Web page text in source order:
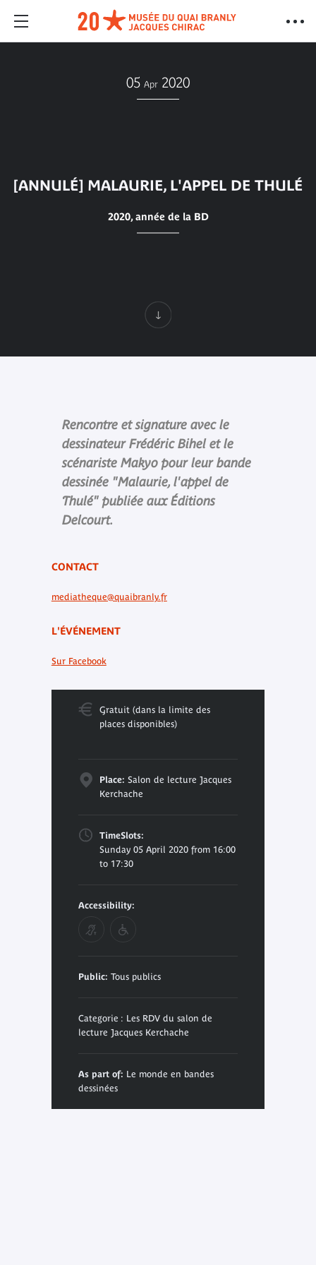
05 Apr 2020
[ANNULÉ] MALAURIE, L'APPEL DE THULÉ
2020, année de la BD
Rencontre et signature avec le
dessinateur Frédéric Bihel et le
scénariste Makyo pour leur bande
dessinée "Malaurie, l'appel de
Thulé" publiée aux Éditions
Delcourt.
CONTACT
mediatheque@quaibranly.fr
L'ÉVÉNEMENT
Sur Facebook
Gratuit (dans la limite des
places disponibles)
Place: Salon de lecture Jacques
Kerchache
TimeSlots:
Sunday 05 April 2020 from 16:00
to 17:30
Accessibility:
Public: Tous publics
Categorie : Les RDV du salon de
lecture Jacques Kerchache
As part of: Le monde en bandes
dessinées